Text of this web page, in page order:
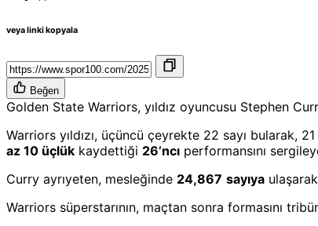
veya linki kopyala
Beğen
Golden State Warriors, yıldız oyuncusu Stephen
Warriors yıldızı, üçüncü çeyrekte 22 sayı bularak,
az 10 üçlük kaydettiği 26’ncı performansını
Curry ayrıyeten, mesleğinde 24,867 sayıya ulaşarak
Warriors süperstarının, maçtan sonra formasını